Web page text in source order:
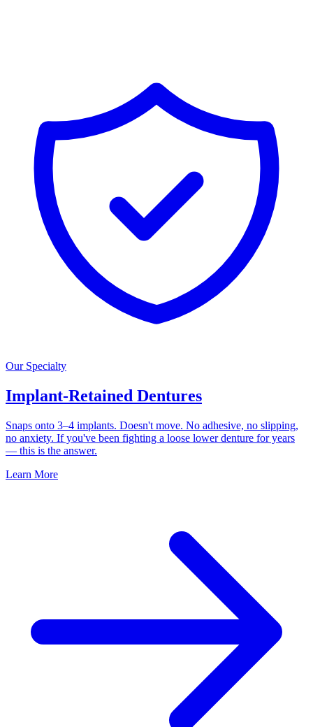
Our Specialty
Implant-Retained Dentures
Snaps onto 3–4 implants. Doesn't move. No adhesive, no slipping,
no anxiety. If you've been fighting a loose lower denture for years
— this is the answer.
Learn More